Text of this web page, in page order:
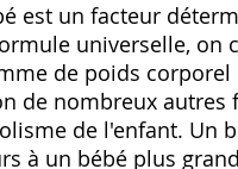
est un facteur
universelle, on
de poids
de nombreux autres
de l'enfant. Un
à un bébé plus